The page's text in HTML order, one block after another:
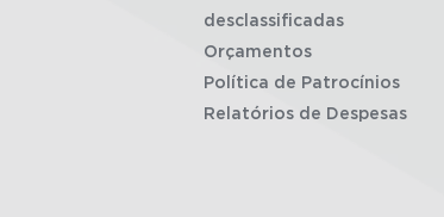
desclassificadas
Orçamentos
Política de Patrocínios
Relatórios de Despesas